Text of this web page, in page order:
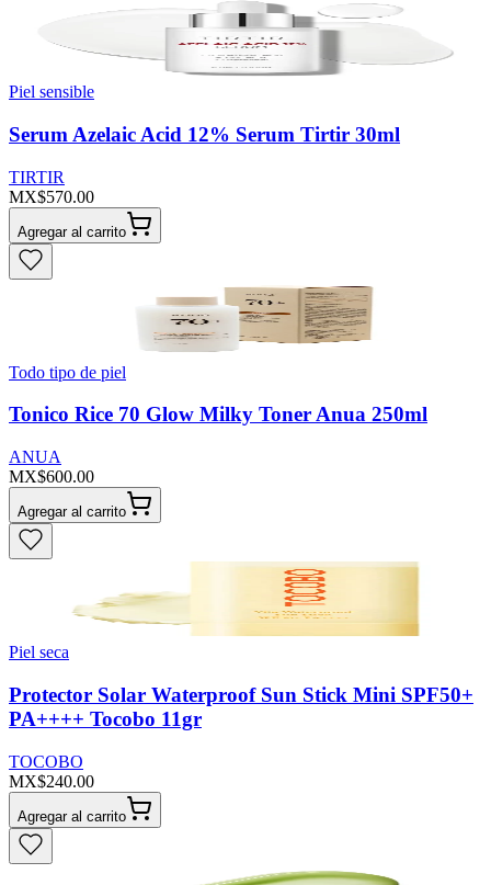
Piel sensible
Serum Azelaic Acid 12% Serum Tirtir 30ml
TIRTIR
MX$570.00
Agregar al carrito
Todo tipo de piel
Tonico Rice 70 Glow Milky Toner Anua 250ml
ANUA
MX$600.00
Agregar al carrito
Piel seca
Protector Solar Waterproof Sun Stick Mini SPF50+
PA++++ Tocobo 11gr
TOCOBO
MX$240.00
Agregar al carrito